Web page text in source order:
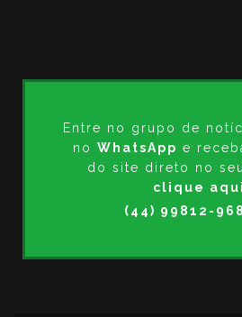
Entre no grupo de
no WhatsApp e
do site direto no
clique aqui
(44) 99812-